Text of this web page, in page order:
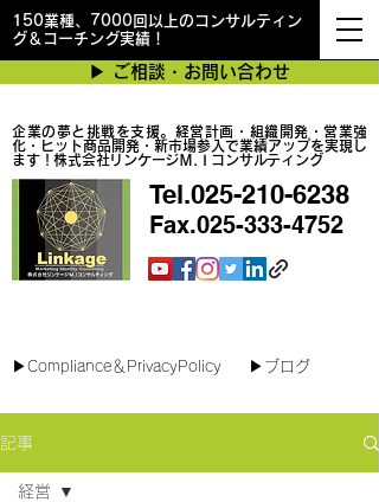
150業種、7000回以上のコンサルティン
グ＆コーチング実績！
企業の夢と挑戦を支援。経営計画・組織開発・営業強
化・ヒット商品開発・新市場参入で業績アップを実現し
ます！株式会社リンケージＭ.Ｉコンサルティング
▶︎ ご相談・お問い合わせ
Tel.025-210-6238
Fax.025-333-4752
▶︎Compliance＆PrivacyPolicy ▶︎ブログ
記事
経営